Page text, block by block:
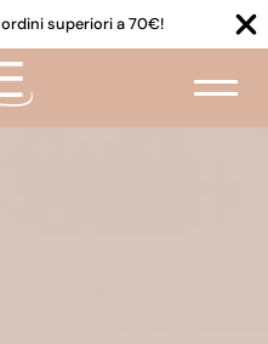
superiori a 70€!